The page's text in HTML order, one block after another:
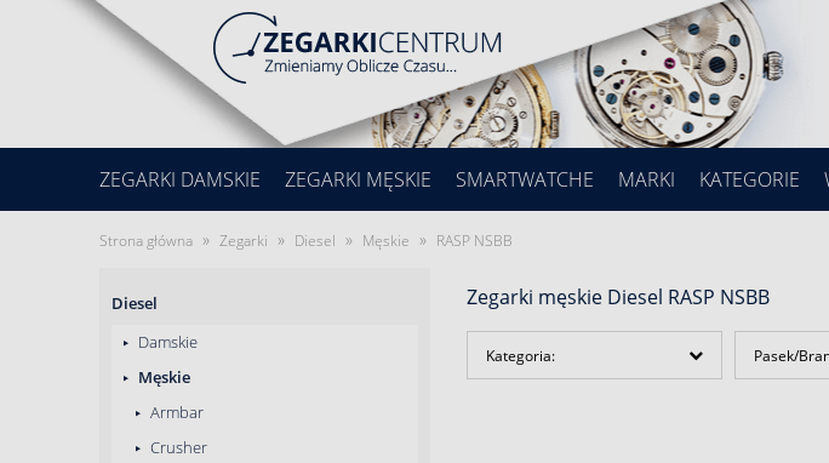
ZEGARKI DAMSKIE ZEGARKI MĘSKIE SMARTWATCHE MARKI KATEGORIE
Strona główna » Zegarki » Diesel » Męskie » RASP NSBB
Diesel
Damskie
Męskie
Armbar
Crusher
Zegarki męskie Diesel RASP NSBB
Kategoria: Pasek/